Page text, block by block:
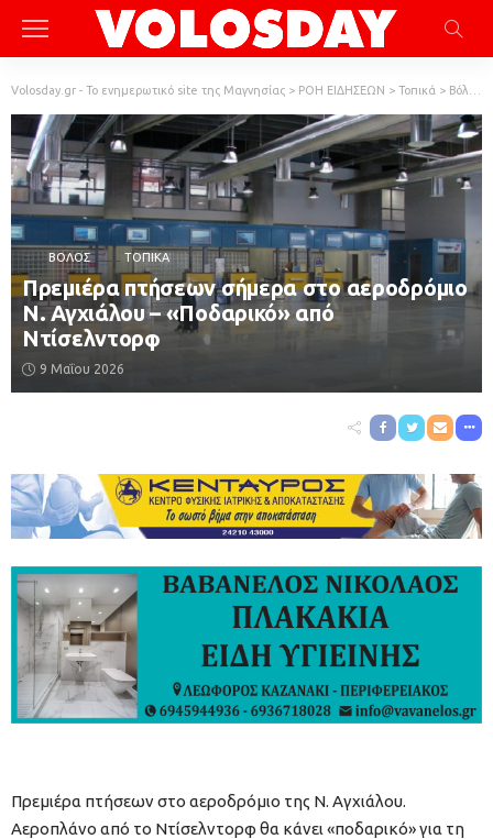
Volosday.gr - Το ενημερωτικό site της Μαγνησίας > ΡΟΗ ΕΙΔΗΣΕΩΝ > Τοπικά > Βόλος
ΒΌΛΟΣ ΤΟΠΙΚΆ
Πρεμιέρα πτήσεων σήμερα στο αεροδρόμιο
Ν. Αγχιάλου – «Ποδαρικό» από
Ντίσελντορφ
9 Μαΐου 2026
Πρεμιέρα πτήσεων στο αεροδρόμιο της Ν. Αγχιάλου.
Αεροπλάνο από το Ντίσελντορφ θα κάνει «ποδαρικό» για τη